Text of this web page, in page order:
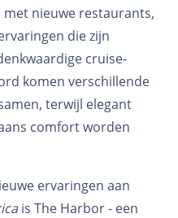
nieuwe restaurants,
die zijn
cruise-
komen verschillende
terwijl elegant
comfort worden
ervaringen aan
is The Harbor - een